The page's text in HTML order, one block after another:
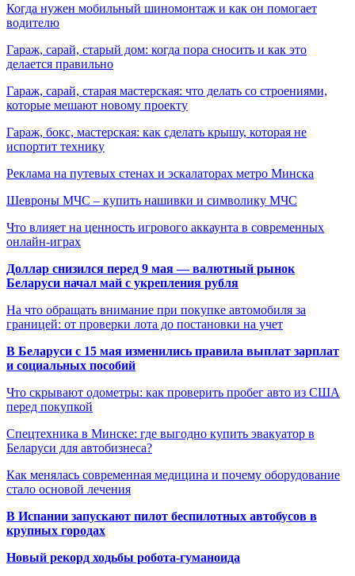
Когда нужен мобильный шиномонтаж и как он помогает
водителю
Гараж, сарай, старый дом: когда пора сносить и как это
делается правильно
Гараж, сарай, старая мастерская: что делать со строениями,
которые мешают новому проекту
Гараж, бокс, мастерская: как сделать крышу, которая не
испортит технику
Реклама на путевых стенах и эскалаторах метро Минска
Шевроны МЧС – купить нашивки и символику МЧС
Что влияет на ценность игрового аккаунта в современных
онлайн-играх
Доллар снизился перед 9 мая — валютный рынок
Беларуси начал май с укрепления рубля
На что обращать внимание при покупке автомобиля за
границей: от проверки лота до постановки на учет
В Беларуси с 15 мая изменились правила выплат зарплат
и социальных пособий
Что скрывают одометры: как проверить пробег авто из США
перед покупкой
Спецтехника в Минске: где выгодно купить эвакуатор в
Беларуси для автобизнеса?
Как менялась современная медицина и почему оборудование
стало основой лечения
В Испании запускают пилот беспилотных автобусов в
крупных городах
Новый рекорд ходьбы робота-гуманоида